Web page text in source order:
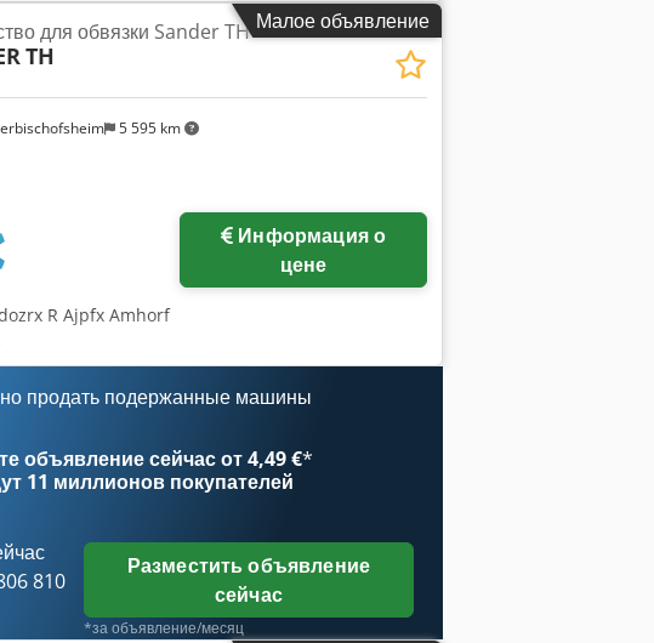
240 В, 390 В - 410 В, 450 В - 500 В 50 Гц или 60 Гц
Малое объявление
5 595 km
для обвязки Sander TH
TH
цене
R Ajpfx Amhorf
продать подержанные машины
объявление сейчас от 4,49 €*
11 миллионов покупателей
810
Разместить объявление
сейчас
*за объявление/месяц